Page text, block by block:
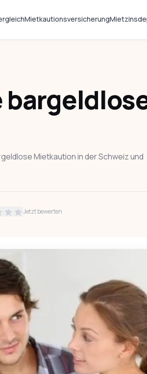
Mietkautionsversicherung
Mietkaution in der Schweiz und
Jetzt bewerten